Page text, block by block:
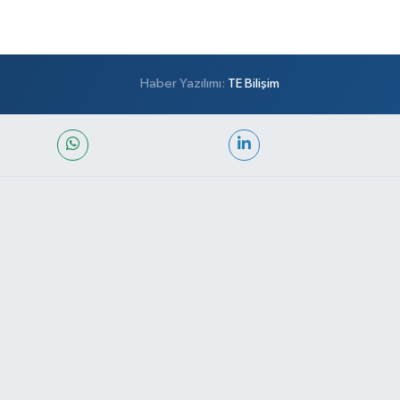
Haber Yazılımı: TE Bilişim